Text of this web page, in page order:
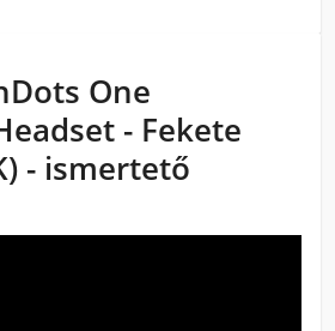
One
- Fekete
- ismertető